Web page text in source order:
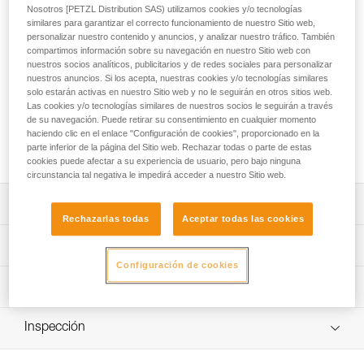
glaciar para escapar de una zona agrietada
Completo, ultraligero y muy compacto, el kit RAD SYSTEM
(Rescue And Descent) permite a los esquiadores que
evolucionan por la montaña tener siempre consigo el
material necesario para efectuar rescates en grietas,
descender en rápel o esquiar encordados para escapar de
una zona agrietada. Este kit incluye una bolsa de transporte,
30 metros de cordino específico RAD LINE de 6 mm,
mosquetones, bloqueadores y una cinta.
Descripción
Kit completo, ultraligero y muy compacto:
- 30 m de cordino RAD LINE de 6 mm, desarrollado
específicamente para el rescate en grietas, el descenso
en rápel y el encordamiento en glaciar para escapar de
- 3 mosquetones Sm’D SCREW-LOCK.
- 1 bloqueador TIBLOC.
- 1 polea-bloqueadora NANO TRAXION.
Características técnicas
Materiales: aluminio, acero inoxidable, polietileno de alta
Peso: 970 g
Información técnica
Descargar el pdf technical-notice-RAD-SYSTEM-3
Descargar el pdf technical-notice-RAD-LINE-for-RAD-
Inspección
Nosotros [PETZL Distribution SAS) utilizamos cookies y/o tecnologías
similares para garantizar el correcto funcionamiento de nuestro Sitio web,
personalizar nuestro contenido y anuncios, y analizar nuestro tráfico. También
compartimos información sobre su navegación en nuestro Sitio web con
nuestros socios analíticos, publicitarios y de redes sociales para personalizar
nuestros anuncios. Si los acepta, nuestras cookies y/o tecnologías similares
solo estarán activas en nuestro Sitio web y no le seguirán en otros sitios web.
Las cookies y/o tecnologías similares de nuestros socios le seguirán a través
de su navegación. Puede retirar su consentimiento en cualquier momento
haciendo clic en el enlace "Configuración de cookies", proporcionado en la
parte inferior de la página del Sitio web. Rechazar todas o parte de estas
cookies puede afectar a su experiencia de usuario, pero bajo ninguna
circunstancia tal negativa le impedirá acceder a nuestro Sitio web.
Rechazarlas todas Aceptar todas las cookies
Configuración de cookies